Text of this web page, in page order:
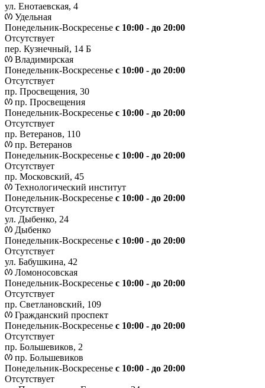
ул. Енотаевская, 4
Удельная
Понедельник-Воскресенье с 10:00 - до 20:00
Отсутствует
пер. Кузнечный, 14 Б
Владимирская
Понедельник-Воскресенье с 10:00 - до 20:00
Отсутствует
пр. Просвещения, 30
пр. Просвещения
Понедельник-Воскресенье c 10:00 - до 20:00
Отсутствует
пр. Ветеранов, 110
пр. Ветеранов
Понедельник-Воскресенье с 10:00 - до 20:00
Отсутствует
пр. Московский, 45
Технологический институт
Понедельник-Воскресенье с 10:00 - до 20:00
Отсутствует
ул. Дыбенко, 24
Дыбенко
Понедельник-Воскресенье с 10:00 - до 20:00
Отсутствует
ул. Бабушкина, 42
Ломоносовская
Понедельник-Воскресенье с 10:00 - до 20:00
Отсутствует
пр. Светлановский, 109
Гражданский проспект
Понедельник-Воскресенье с 10:00 - до 20:00
Отсутствует
пр. Большевиков, 2
пр. Большевиков
Понедельник-Воскресенье с 10:00 - до 20:00
Отсутствует